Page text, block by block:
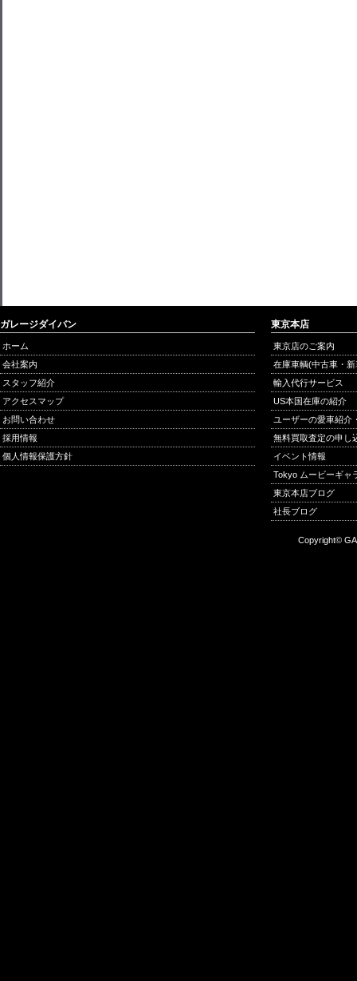
ガレージダイバン
ホーム
会社案内
スタッフ紹介
アクセスマップ
お問い合わせ
採用情報
個人情報保護方針
東京本店
東京店のご案内
在庫車輌(中古車・
輸入代行サービス
US本国在庫の紹介
ユーザーの愛車紹介
無料買取査定の申し
イベント情報
Tokyo ムービーギャ
東京本店ブログ
社長ブログ
Copyright©